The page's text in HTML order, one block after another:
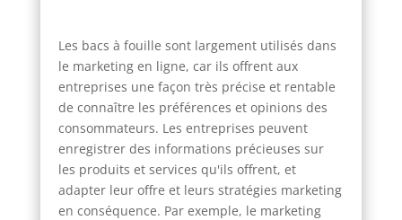
Les bacs à fouille sont largement utilisés dans
le marketing en ligne, car ils offrent aux
entreprises une façon très précise et rentable
de connaître les préférences et opinions des
consommateurs. Les entreprises peuvent
enregistrer des informations précieuses sur
les produits et services qu'ils offrent, et
adapter leur offre et leurs stratégies marketing
en conséquence. Par exemple, le marketing